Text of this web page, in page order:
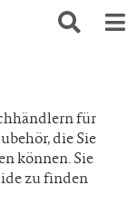
für
die Sie
können. Sie
zu finden